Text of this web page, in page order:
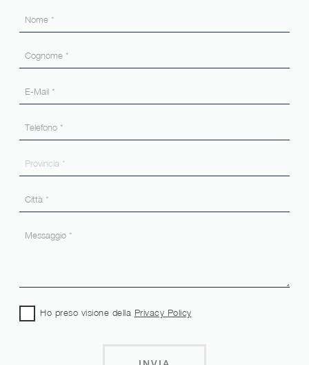
Ho preso visione della Privacy Policy